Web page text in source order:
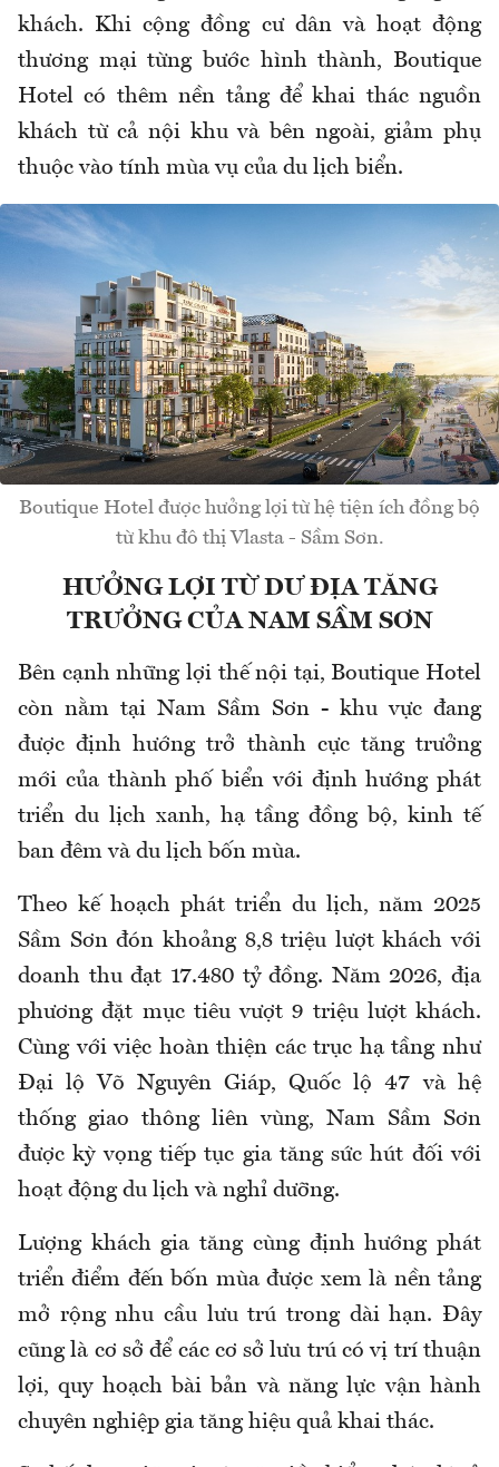
khách. Khi cộng đồng cư dân và hoạt động
thương mại từng bước hình thành, Boutique
Hotel có thêm nền tảng để khai thác nguồn
khách từ cả nội khu và bên ngoài, giảm phụ
thuộc vào tính mùa vụ của du lịch biển.
Boutique Hotel được hưởng lợi từ hệ tiện ích đồng bộ
từ khu đô thị Vlasta - Sầm Sơn.
HƯỞNG LỢI TỪ DƯ ĐỊA TĂNG
TRƯỞNG CỦA NAM SẦM SƠN
Bên cạnh những lợi thế nội tại, Boutique Hotel
còn nằm tại Nam Sầm Sơn - khu vực đang
được định hướng trở thành cực tăng trưởng
mới của thành phố biển với định hướng phát
triển du lịch xanh, hạ tầng đồng bộ, kinh tế
ban đêm và du lịch bốn mùa.
Theo kế hoạch phát triển du lịch, năm 2025
Sầm Sơn đón khoảng 8,8 triệu lượt khách với
doanh thu đạt 17.480 tỷ đồng. Năm 2026, địa
phương đặt mục tiêu vượt 9 triệu lượt khách.
Cùng với việc hoàn thiện các trục hạ tầng như
Đại lộ Võ Nguyên Giáp, Quốc lộ 47 và hệ
thống giao thông liên vùng, Nam Sầm Sơn
được kỳ vọng tiếp tục gia tăng sức hút đối với
hoạt động du lịch và nghỉ dưỡng.
Lượng khách gia tăng cùng định hướng phát
triển điểm đến bốn mùa được xem là nền tảng
mở rộng nhu cầu lưu trú trong dài hạn. Đây
cũng là cơ sở để các cơ sở lưu trú có vị trí thuận
lợi, quy hoạch bài bản và năng lực vận hành
chuyên nghiệp gia tăng hiệu quả khai thác.